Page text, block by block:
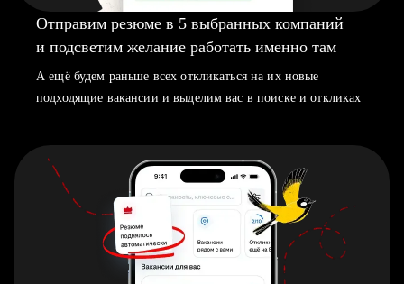
Отправим резюме в 5 выбранных компаний
и подсветим желание работать именно там
А ещё будем раньше всех откликаться на их новые
подходящие вакансии и выделим вас в поиске и откликах